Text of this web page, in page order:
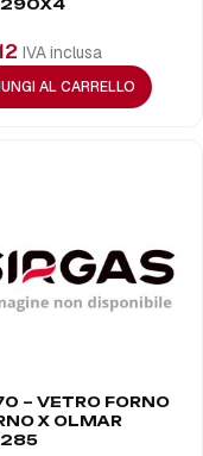
IVA inclusa
AL CARRELLO
– VETRO FORNO
X OLMAR